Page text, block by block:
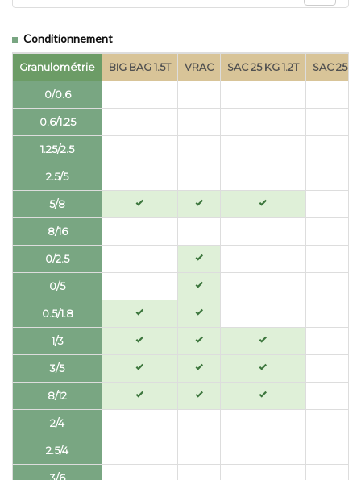
Conditionnement
Granulométrie BIG BAG 1.5T VRAC SAC 25 KG 1.2T SAC 25
0/0.6
0.6/1.25
1.25/2.5
2.5/5
5/8
8/16
0/2.5
0/5
0.5/1.8
1/3
3/5
8/12
2/4
2.5/4